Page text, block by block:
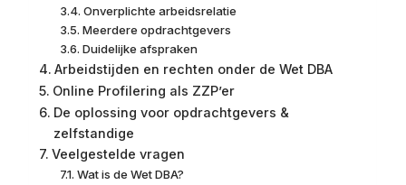
Onverplichte arbeidsrelatie
Meerdere opdrachtgevers
Duidelijke afspraken
Arbeidstijden en rechten onder de Wet DBA
Online Profilering als ZZP’er
De oplossing voor opdrachtgevers &
zelfstandige
Veelgestelde vragen
Wat is de Wet DBA?